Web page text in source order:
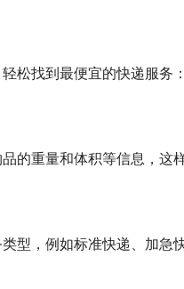
松找到最便宜的快递服务：
的重量和体积等信息，这
型，例如标准快递、加急快